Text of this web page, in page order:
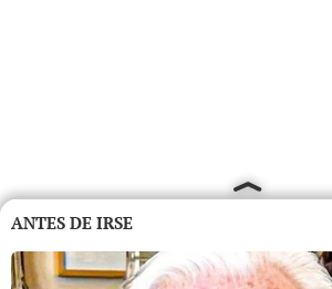
ANTES DE IRSE